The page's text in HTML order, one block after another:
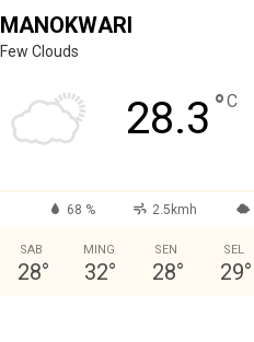
MANOKWARI
Few Clouds
28.3 °C
68 % 2.5kmh
SAB
28°
MING
32°
SEN
28°
SEL
29°